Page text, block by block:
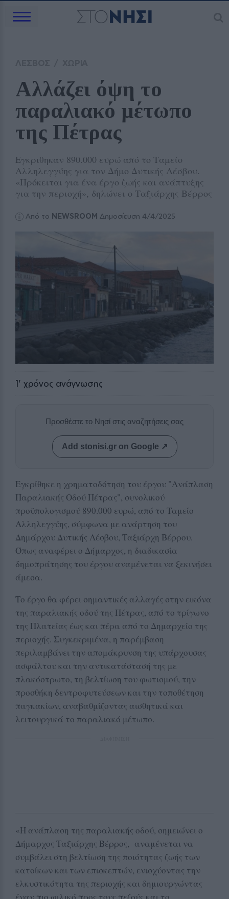
Αλλάζει όψη το
παραλιακό μέτωπο
της Πέτρας
Εγκριθηκαν 890.000 ευρώ από το Ταμείο
Αλληλεγγύης για τον Δήμο Δυτικής Λέσβου.
«Πρόκειται για ένα έργο ζωής και ανάπτυξης
για την περιοχή», δηλώνει ο Ταξιάρχης Βέρρος
Από το NEWSROOM Δημοσίευση 4/4/2025
1' χρόνος ανάγνωσης
Προσθέστε το Νησί στις αναζητήσεις σας
Add stonisi.gr on Google ↗
Εγκρίθηκε η χρηματοδότηση του έργου "Ανάπλαση
Παραλιακής Οδού Πέτρας", συνολικού
προϋπολογισμού 890.000 ευρώ, από το Ταμείο
Αλληλεγγύης, σύμφωνα με ανάρτηση του
Δημάρχου Δυτικής Λέσβου, Ταξιάρχη Βέρρου.
Όπως αναφέρει ο Δήμαρχος, η διαδικασία
δημοπράτησης του έργου αναμένεται να ξεκινήσει
άμεσα.
Το έργο θα φέρει σημαντικές αλλαγές στην εικόνα
της παραλιακής οδού της Πέτρας, από το τρίγωνο
της Πλατείας έως και πέρα από το Δημαρχείο της
περιοχής. Συγκεκριμένα, η παρέμβαση
περιλαμβάνει την απομάκρυνση της υπάρχουσας
ασφάλτου και την αντικατάστασή της με
πλακόστρωτο, τη βελτίωση του φωτισμού, την
προσθήκη δεντροφυτεύσεων και την τοποθέτηση
παγκακίων, αναβαθμίζοντας αισθητικά και
λειτουργικά το παραλιακό μέτωπο.
«Η ανάπλαση της παραλιακής οδού, σημειώνει ο
Δήμαρχος Ταξιάρχης Βέρρος, αναμένεται να
συμβάλει στη βελτίωση της ποιότητας ζωής των
κατοίκων και των επισκεπτών, ενισχύοντας την
ελκυστικότητα της περιοχής και δημιουργώντας
έναν πιο φιλικό προς τους πεζούς και το